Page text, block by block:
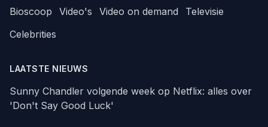
Bioscoop
Video's Video on demand
Televisie
Celebrities
LAATSTE NIEUWS
Sunny Chandler volgende week op Netflix: alles over
'Don't Say Good Luck'